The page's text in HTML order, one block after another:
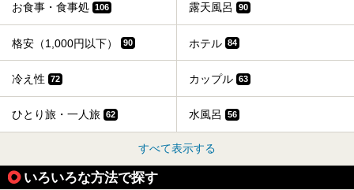
お食事・食事処 106 露天風呂 90
格安（1,000円以下） 90 ホテル 84
冷え性 72 カップル 63
ひとり旅・一人旅 62 水風呂 56
すべて表示する
いろいろな方法で探す